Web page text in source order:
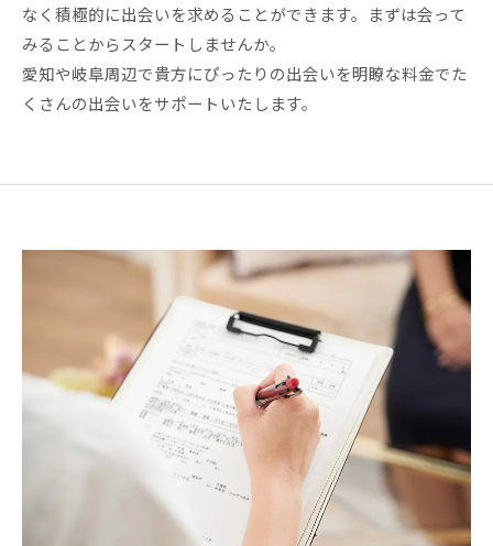
なく積極的に出会いを求めることができます。まずは会って
みることからスタートしませんか。
愛知や岐阜周辺で貴方にぴったりの出会いを明瞭な料金でた
くさんの出会いをサポートいたします。